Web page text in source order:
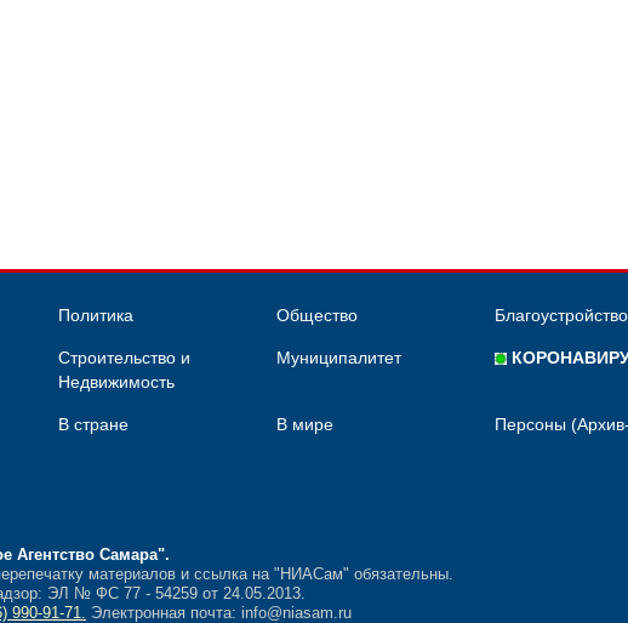
Политика Общество Благоустройство
Строительство и
Недвижимость
Муниципалитет
В стране В мире Персоны
Агентство Самара".
материалов и ссылка на "НИАСам" обязательны.
ЭЛ № ФС 77 - 54259 от 24.05.2013.
990-91-71. Электронная почта: info@niasam.ru